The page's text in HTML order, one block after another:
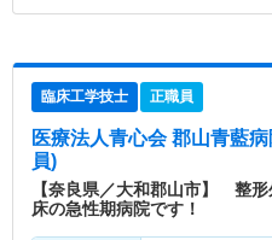
臨床工学技士 正職員
医療法人青心会 郡山青藍
員)
【奈良県／大和郡山市】 整
床の急性期病院です！